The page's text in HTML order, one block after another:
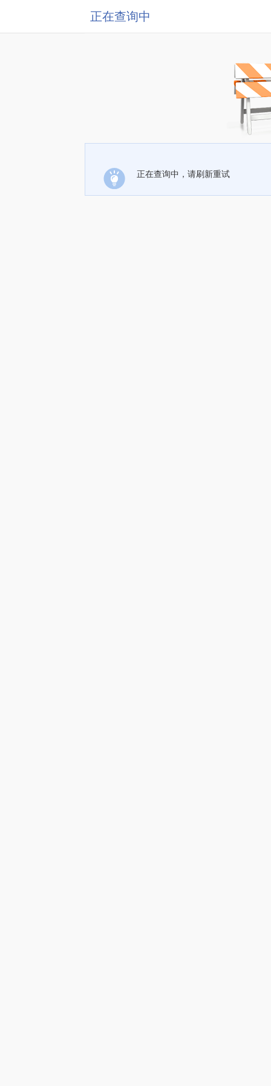
正在查询中
正在查询中，请刷新重试